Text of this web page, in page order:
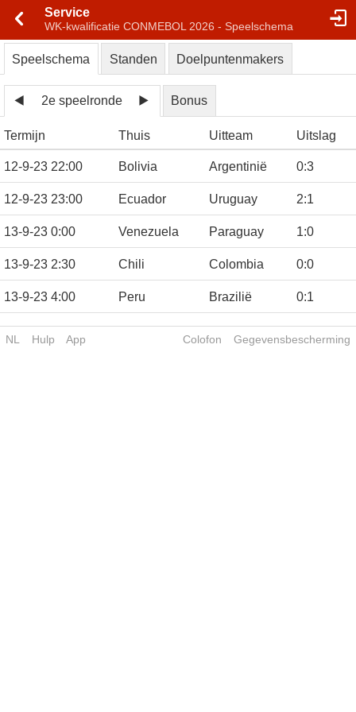
Service
WK-kwalificatie CONMEBOL 2026 - Speelschema
Speelschema Standen Doelpuntenmakers
2e speelronde Bonus
Termijn Thuis Uitteam Uitslag
12-9-23 22:00 Bolivia Argentinië 0:3
12-9-23 23:00 Ecuador Uruguay 2:1
13-9-23 0:00 Venezuela Paraguay 1:0
13-9-23 2:30 Chili Colombia 0:0
13-9-23 4:00 Peru Brazilië 0:1
NL Hulp App Colofon Gegevensbescherming